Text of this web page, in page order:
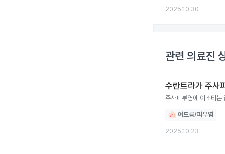
2025.10.30
관련 의료진
수란트라가 주사
주사피부염에 이소티논
여드름/피부염
2025.10.23